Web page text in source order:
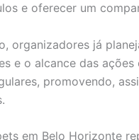
e oferecer um
organizadores já
e o alcance das
promovendo,
em Belo Horizonte